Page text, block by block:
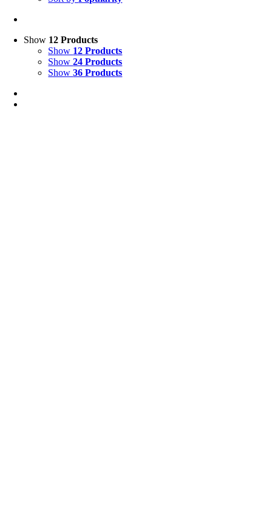
Show 12 Products
Show 12 Products
Show24 Products
Show36 Products